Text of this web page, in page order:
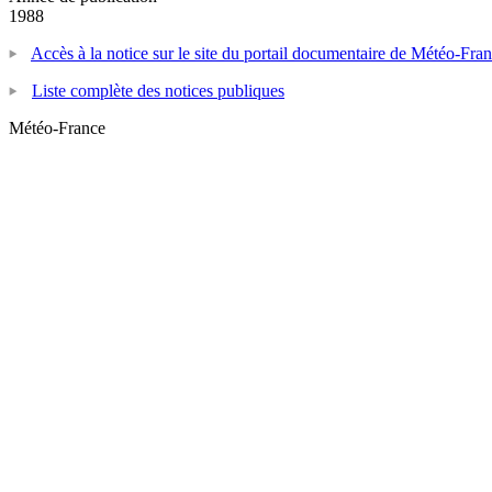
1988
Accès à la notice sur le site du portail documentaire de Météo-
Liste complète des notices publiques
Météo-France